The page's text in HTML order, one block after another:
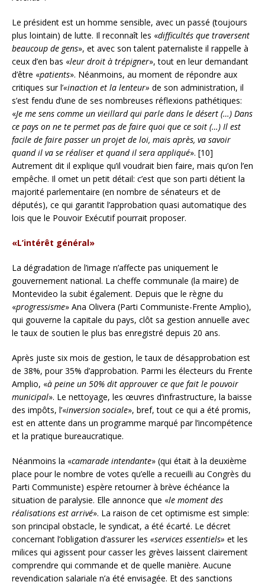
Le président est un homme sensible, avec un passé (toujours
plus lointain) de lutte. Il reconnaît les «difficultés que traversent
beaucoup de gens», et avec son talent paternaliste il rappelle à
ceux d’en bas «leur droit à trépigner», tout en leur demandant
d’être «patients». Néanmoins, au moment de répondre aux
critiques sur l’«inaction et la lenteur» de son administration, il
s’est fendu d’une de ses nombreuses réflexions pathétiques:
«Je me sens comme un vieillard qui parle dans le désert (…) Dans
ce pays on ne te permet pas de faire quoi que ce soit (…) Il est
facile de faire passer un projet de loi, mais après, va savoir
quand il va se réaliser et quand il sera appliqué». [10]
Autrement dit il explique qu’il voudrait bien faire, mais qu’on l’en
empêche. Il omet un petit détail: c’est que son parti détient la
majorité parlementaire (en nombre de sénateurs et de
députés), ce qui garantit l’approbation quasi automatique des
lois que le Pouvoir Exécutif pourrait proposer.
«L’intérêt général»
La dégradation de l’image n’affecte pas uniquement le
gouvernement national. La cheffe communale (la maire) de
Montevideo la subit également. Depuis que le règne du
«progressisme» Ana Olivera (Parti Communiste-Frente Amplio),
qui gouverne la capitale du pays, clôt sa gestion annuelle avec
le taux de soutien le plus bas enregistré depuis 20 ans.
Après juste six mois de gestion, le taux de désapprobation est
de 38%, pour 35% d’approbation. Parmi les électeurs du Frente
Amplio, «à peine un 50% dit approuver ce que fait le pouvoir
municipal». Le nettoyage, les œuvres d’infrastructure, la baisse
des impôts, l’«inversion sociale», bref, tout ce qui a été promis,
est en attente dans un programme marqué par l’incompétence
et la pratique bureaucratique.
Néanmoins la «camarade intendante» (qui était à la deuxième
place pour le nombre de votes qu’elle a recueilli au Congrès du
Parti Communiste) espère retourner à brève échéance la
situation de paralysie. Elle annonce que «le moment des
réalisations est arrivé». La raison de cet optimisme est simple:
son principal obstacle, le syndicat, a été écarté. Le décret
concernant l’obligation d’assurer les «services essentiels» et les
milices qui agissent pour casser les grèves laissent clairement
comprendre qui commande et de quelle manière. Aucune
revendication salariale n’a été envisagée. Et des sanctions